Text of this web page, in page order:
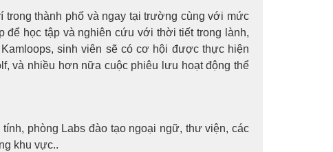
trong thành phố và ngay tại trường cùng với mức
học tập và nghiên cứu với thời tiết trong lành,
sinh viên sẽ có cơ hội được thực hiện
và nhiều hơn nữa cuộc phiêu lưu hoạt động thể
phòng Labs đào tạo ngoại ngữ, thư viện, các
khu vực..